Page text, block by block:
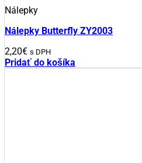
Nálepky
Nálepky Butterfly ZY2003
2,20€ s DPH
Pridať do košíka